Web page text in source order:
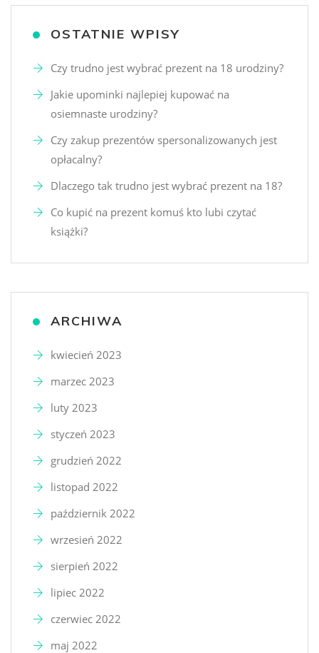
OSTATNIE WPISY
Czy trudno jest wybrać prezent na 18 urodziny?
Jakie upominki najlepiej kupować na
osiemnaste urodziny?
Czy zakup prezentów spersonalizowanych jest
opłacalny?
Dlaczego tak trudno jest wybrać prezent na 18?
Co kupić na prezent komuś kto lubi czytać
książki?
ARCHIWA
kwiecień 2023
marzec 2023
luty 2023
styczeń 2023
grudzień 2022
listopad 2022
październik 2022
wrzesień 2022
sierpień 2022
lipiec 2022
czerwiec 2022
maj 2022